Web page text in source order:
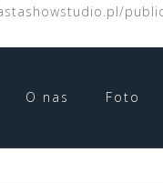
O nas Foto